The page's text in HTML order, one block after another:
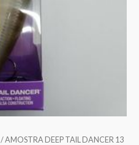
/ AMOSTRA DEEP TAIL DANCER 13